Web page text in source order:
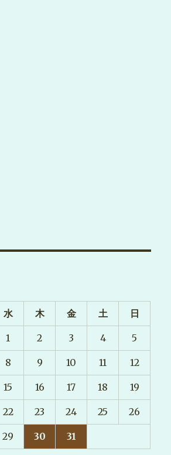
水 木 金 土 日
1 2 3 4 5
8 9 10 11 12
15 16 17 18 19
22 23 24 25 26
29 30
31